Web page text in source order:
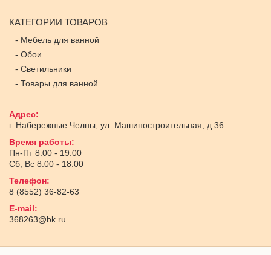
КАТЕГОРИИ ТОВАРОВ
- Мебель для ванной
- Обои
- Светильники
- Товары для ванной
Адрес:
г. Набережные Челны ул. Машиностроительная, д.36
Время работы:
Пн-Пт 8:00 - 19:00
Сб, Вс 8:00 - 18:00
Телефон:
8 (8552) 36-82-63
E-mail:
368263@bk.ru